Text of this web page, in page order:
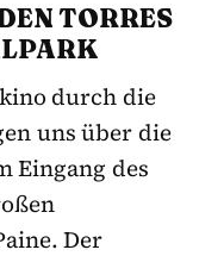
TORRES
durch die
uns über die
Eingang des
Der